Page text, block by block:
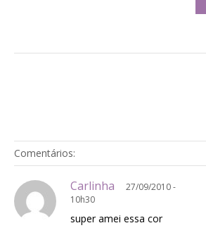
Comentários:
Carlinha
27/09/2010 -
10h30
super amei essa cor